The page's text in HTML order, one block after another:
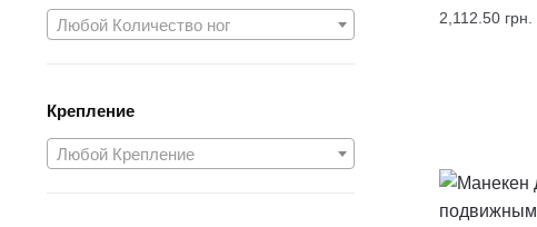
2,112.50 грн.
Любой Количество ног
Крепление
Любой Крепление